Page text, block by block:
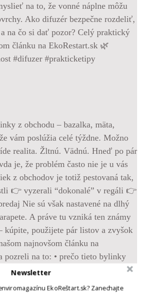
na to, že vonné náplne môžu
Ako difuzér bezpečne rozdeliť,
na čo si dať pozor? Celý praktický
článku na EkoRestart.sk 🌿
#difuzer #prakticketipy
Newsletter
EkoReštart.sk? Zanechajte